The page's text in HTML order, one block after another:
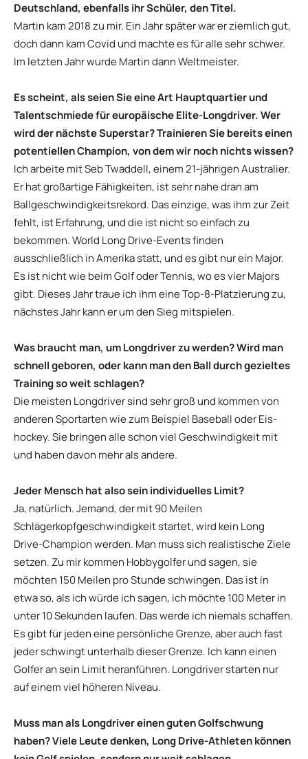
Deutschland, ebenfalls ihr Schüler, den Titel.
Martin kam 2018 zu mir. Ein Jahr später war er ziemlich gut,
doch dann kam Covid und machte es für alle sehr schwer.
Im letzten Jahr wurde Martin dann Weltmeister.
Es scheint, als seien Sie eine Art Hauptquartier und
Talentschmiede für europäische Elite-Longdriver. Wer
wird der nächste Superstar? Trainieren Sie bereits einen
potentiellen Champion, von dem wir noch nichts wissen?
Ich arbeite mit Seb Twaddell, einem 21-jährigen Australier.
Er hat großartige Fähigkeiten, ist sehr nahe dran am
Ballgeschwindigkeitsrekord. Das einzige, was ihm zur Zeit
fehlt, ist Erfahrung, und die ist nicht so einfach zu
bekommen. World Long Drive-Events finden
ausschließlich in Amerika statt, und es gibt nur ein Major.
Es ist nicht wie beim Golf oder Tennis, wo es vier Majors
gibt. Dieses Jahr traue ich ihm eine Top-8-Platzierung zu,
nächstes Jahr kann er um den Sieg mitspielen.
Was braucht man, um Longdriver zu werden? Wird man
schnell geboren, oder kann man den Ball durch gezieltes
Training so weit schlagen?
Die meisten Longdriver sind sehr groß und kommen von
anderen Sportarten wie zum Beispiel Baseball oder Eis-
hockey. Sie bringen alle schon viel Geschwindigkeit mit
und haben davon mehr als andere.
Jeder Mensch hat also sein individuelles Limit?
Ja, natürlich. Jemand, der mit 90 Meilen
Schlägerkopfgeschwindigkeit startet, wird kein Long
Drive-Champion werden. Man muss sich realistische Ziele
setzen. Zu mir kommen Hobbygolfer und sagen, sie
möchten 150 Meilen pro Stunde schwingen. Das ist in
etwa so, als ich würde ich sagen, ich möchte 100 Meter in
unter 10 Sekunden laufen. Das werde ich niemals schaffen.
Es gibt für jeden eine persönliche Grenze, aber auch fast
jeder schwingt unterhalb dieser Grenze. Ich kann einen
Golfer an sein Limit heranführen. Longdriver starten nur
auf einem viel höheren Niveau.
Muss man als Longdriver einen guten Golfschwung
haben? Viele Leute denken, Long Drive-Athleten können